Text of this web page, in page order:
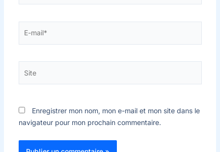
Enregistrer mon nom, mon e-mail et mon site dans le
navigateur pour mon prochain commentaire.